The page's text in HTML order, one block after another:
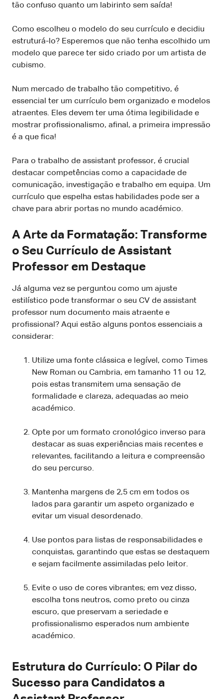
tão confuso quanto um labirinto sem saída!
Como escolheu o modelo do seu currículo e decidiu
estruturá-lo? Esperemos que não tenha escolhido um
modelo que parece ter sido criado por um artista de
cubismo.
Num mercado de trabalho tão competitivo, é
essencial ter um currículo bem organizado e modelos
atraentes. Eles devem ter uma ótima legibilidade e
mostrar profissionalismo, afinal, a primeira impressão
é a que fica!
Para o trabalho de assistant professor, é crucial
destacar competências como a capacidade de
comunicação, investigação e trabalho em equipa. Um
currículo que espelha estas habilidades pode ser a
chave para abrir portas no mundo académico.
A Arte da Formatação: Transforme
o Seu Currículo de Assistant
Professor em Destaque
Já alguma vez se perguntou como um ajuste
estilístico pode transformar o seu CV de assistant
professor num documento mais atraente e
profissional? Aqui estão alguns pontos essenciais a
considerar:
Utilize uma fonte clássica e legível, como Times
New Roman ou Cambria, em tamanho 11 ou 12,
pois estas transmitem uma sensação de
formalidade e clareza, adequadas ao meio
académico.
Opte por um formato cronológico inverso para
destacar as suas experiências mais recentes e
relevantes, facilitando a leitura e compreensão
do seu percurso.
Mantenha margens de 2,5 cm em todos os
lados para garantir um aspeto organizado e
evitar um visual desordenado.
Use pontos para listas de responsabilidades e
conquistas, garantindo que estas se destaquem
e sejam facilmente assimiladas pelo leitor.
Evite o uso de cores vibrantes; em vez disso,
escolha tons neutros, como preto ou cinza
escuro, que preservam a seriedade e
profissionalismo esperados num ambiente
académico.
Estrutura do Currículo: O Pilar do
Sucesso para Candidatos a